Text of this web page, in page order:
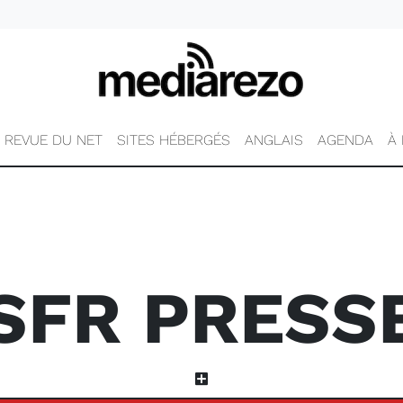
REVUE DU NET SITES HÉBERGÉS ANGLAIS AGENDA À